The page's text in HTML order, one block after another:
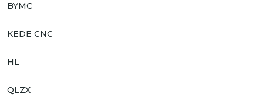
BYMC
KEDE CNC
HL
QLZX